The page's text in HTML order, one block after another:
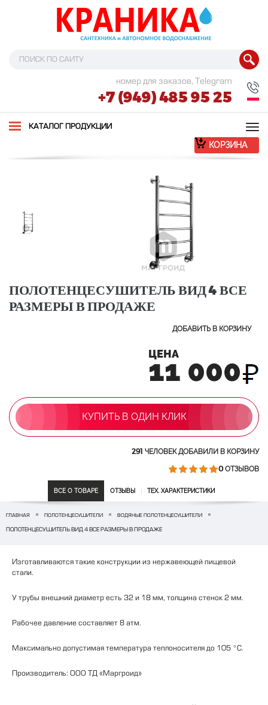
номер для заказов, Telegram
+7 (949) 485 95 25
КАТАЛОГ ПРОДУКЦИИ
КОРЗИНА
ПОЛОТЕНЦЕСУШИТЕЛЬ ВИД 4 ВСЕ
РАЗМЕРЫ В ПРОДАЖЕ
ДОБАВИТЬ В КОРЗИНУ
ЦЕНА
11 000
КУПИТЬ В ОДИН КЛИК
ВСЕ О ТОВАРЕ ОТЗЫВЫ ТЕХ. ХАРАКТЕРИСТИКИ
291 ЧЕЛОВЕК ДОБАВИЛИ В КОРЗИНУ
0ОТЗЫВОВ
ГЛАВНАЯ ПОЛОТЕНЦЕСУШИТЕЛИ ВОДЯНЫЕ ПОЛОТЕНЦЕСУШИТЕЛИ
ПОЛОТЕНЦЕСУШИТЕЛЬ ВИД 4 ВСЕ РАЗМЕРЫ В ПРОДАЖЕ
Изготавливаются такие конструкции из нержавеющей пищевой
стали.
У трубы внешний диаметр есть 32 и 18 мм, толщина стенок 2 мм.
Рабочее давление составляет 8 атм.
Максимально допустимая температура теплоносителя до 105 °C.
Производитель: ООО ТД «Маргроид»